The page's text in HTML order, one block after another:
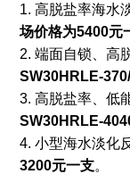
1. 高脱盐率海水
场价格为5400元
2. 端面自锁、高
SW30HRLE-
3. 高脱盐率、低
SW30HRLE-
4. 小型海水淡化
3200元一支。